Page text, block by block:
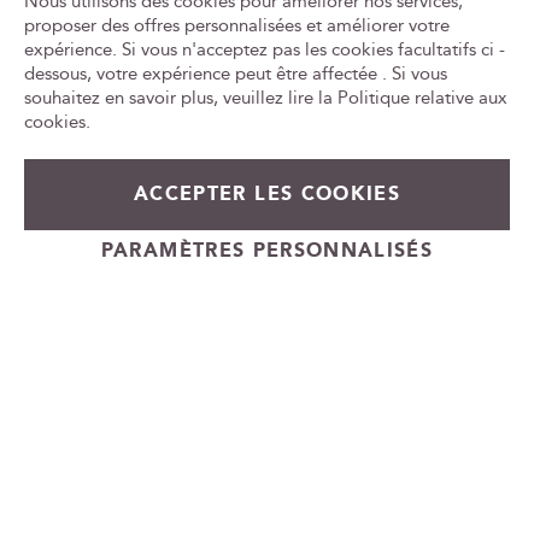
En rupture de stock
+
-
e
n
e
w
s
e
e
CONSOMMER AVEC MODÉRATION
Cadeauvin.fr - © Copyright 2024 - Tous droits réservés
proposer des offres personnalisées et améliorer votre
expérience. Si vous n'acceptez pas les cookies facultatifs ci -
dessous, votre expérience peut être affectée . Si vous
souhaitez en savoir plus, veuillez lire la Politique relative aux
cookies.
ACCEPTER LES COOKIES
PARAMÈTRES PERSONNALISÉS